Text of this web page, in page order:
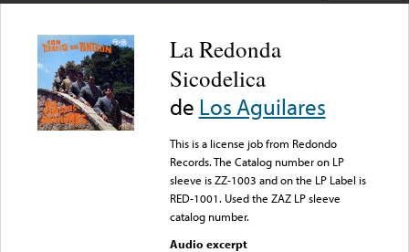
La Redonda
Sicodelica
de Los Aguilares
This is a license job from Redondo
Records. The Catalog number on LP
sleeve is ZZ-1003 and on the LP Label is
RED-1001. Used the ZAZ LP sleeve
catalog number.
Audio excerpt